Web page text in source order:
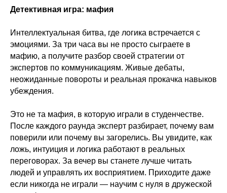
Детективная игра: мафия
Интеллектуальная битва, где логика встречается с
эмоциями. За три часа вы не просто сыграете в
мафию, а получите разбор своей стратегии от
экспертов по коммуникациям. Живые дебаты,
неожиданные повороты и реальная прокачка навыков
убеждения.
Это не та мафия, в которую играли в студенчестве.
После каждого раунда эксперт разбирает, почему вам
поверили или почему вы загорелись. Вы увидите, как
ложь, интуиция и логика работают в реальных
переговорах. За вечер вы станете лучше читать
людей и управлять их восприятием. Приходите даже
если никогда не играли — научим с нуля в дружеской